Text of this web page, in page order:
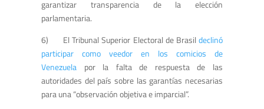
garantizar transparencia de la elección
parlamentaria.
6) El Tribunal Superior Electoral de Brasil declinó
participar como veedor en los comicios de
Venezuela por la falta de respuesta de las
autoridades del país sobre las garantías necesarias
para una “observación objetiva e imparcial”.